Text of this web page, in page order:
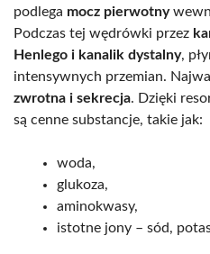
podlega mocz pierwotny
Podczas tej wędrówki przez
Henlego i kanalik dystalny,
intensywnych przemian.
zwrotna i sekrecja. Dzięki
są cenne substancje, takie jak:
woda,
glukoza,
aminokwasy,
istotne jony – sód,